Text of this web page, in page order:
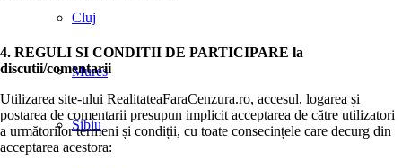
Cluj
Mures
Sibiu
4. REGULI SI CONDITII DE PARTICIPARE la
discutii/comentarii
Utilizarea site-ului RealitateaFaraCenzura.ro, accesul, logarea și
postarea de comentarii presupun implicit acceptarea de către utilizatori
a următorilor termeni și condiții, cu toate consecințele care decurg din
acceptarea acestora: